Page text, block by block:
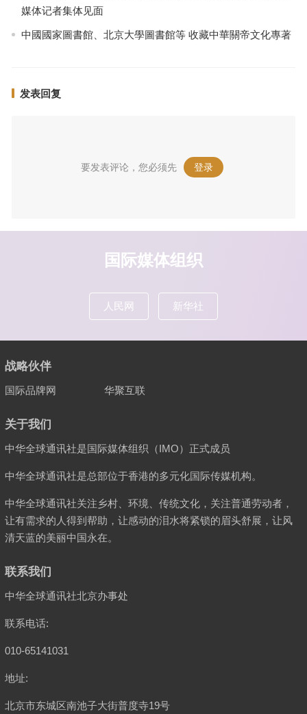
媒体记者集体见面
中國國家圖書館、北京大學圖書館等 收藏中華關帝文化專著
发表回复
要发表评论，您必须先 登录 。
国际媒体组织
人民网 新华社
战略伙伴
国际品牌网 华聚互联
关于我们
中华全球通讯社是国际媒体组织（IMO）正式成员
中华全球通讯社是总部位于香港的多元化国际传媒机构。
中华全球通讯社关注乡村、环境、传统文化，关注普通劳动者，
让有需求的人得到帮助，让感动的泪水将紧锁的眉头舒展，让风
清天蓝的美丽中国永在。
联系我们
中华全球通讯社北京办事处
联系电话:
010-65141031
地址:
北京市东城区南池子大街普度寺19号